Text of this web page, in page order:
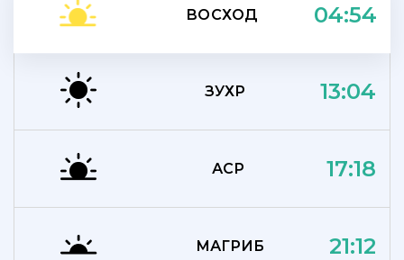
ВОСХОД 04:54
ЗУХР 13:04
АСР 17:18
МАГРИБ 21:12